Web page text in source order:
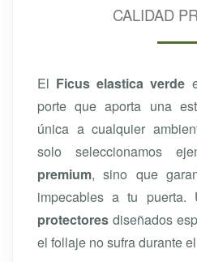
CALIDAD
El Ficus elastica verde
porte que aporta una
única a cualquier
solo seleccionamos
premium, sino que
impecables a tu puerta.
protectores diseñados
el follaje no sufra durante